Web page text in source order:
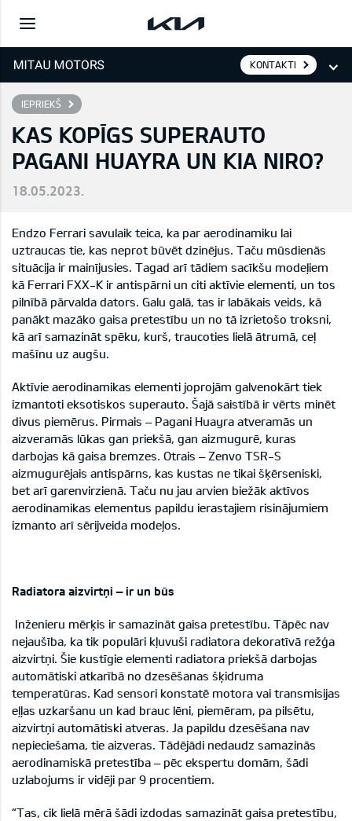
KONTAKTI
IEPRIEKŠ
KAS KOPĪGS SUPERAUTO
PAGANI HUAYRA UN KIA NIRO?
18.05.2023.
Endzo Ferrari savulaik teica, ka par aerodinamiku lai
uztraucas tie, kas neprot būvēt dzinējus. Taču mūsdienās
situācija ir mainījusies. Tagad arī tādiem sacīkšu modeļiem
kā Ferrari FXX-K ir antispārni un citi aktīvie elementi, un tos
pilnībā pārvalda dators. Galu galā, tas ir labākais veids, kā
panākt mazāko gaisa pretestību un no tā izrietošo troksni,
kā arī samazināt spēku, kurš, traucoties lielā ātrumā, ceļ
mašīnu uz augšu.
Aktīvie aerodinamikas elementi joprojām galvenokārt tiek
izmantoti eksotiskos superauto. Šajā saistībā ir vērts minēt
divus piemērus. Pirmais – Pagani Huayra atveramās un
aizveramās lūkas gan priekšā, gan aizmugurē, kuras
darbojas kā gaisa bremzes. Otrais – Zenvo TSR-S
aizmugurējais antispārns, kas kustas ne tikai šķērseniski,
bet arī garenvirzienā. Taču nu jau arvien biežāk aktīvos
aerodinamikas elementus papildu ierastajiem risinājumiem
izmanto arī sērijveida modeļos.
Radiatora aizvirtņi – ir un būs
Inženieru mērķis ir samazināt gaisa pretestību. Tāpēc nav
nejaušība, ka tik populāri kļuvuši radiatora dekoratīvā režģa
aizvirtņi. Šie kustīgie elementi radiatora priekšā darbojas
automātiski atkarībā no dzesēšanas šķidruma
temperatūras. Kad sensori konstatē motora vai transmisijas
eļļas uzkaršanu un kad brauc lēni, piemēram, pa pilsētu,
aizvirtņi automātiski atveras. Ja papildu dzesēšana nav
nepieciešama, tie aizveras. Tādējādi nedaudz samazinās
aerodinamiskā pretestība – pēc ekspertu domām, šādi
uzlabojums ir vidēji par 9 procentiem.
“Tas, cik lielā mērā šādi izdodas samazināt gaisa pretestību,